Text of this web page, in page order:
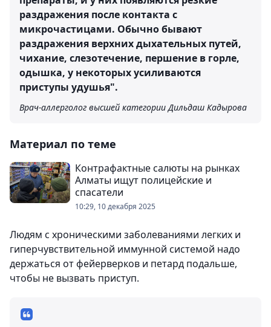
раздражения после контакта с
микрочастицами. Обычно бывают
раздражения верхних дыхательных путей,
чихание, слезотечение, першение в горле,
одышка, у некоторых усиливаются
приступы удушья".
Врач-аллерголог высшей категории Дильдаш Кадырова
Материал по теме
Контрафактные салюты на рынках
Алматы ищут полицейские и
спасатели
10:29, 10 декабря 2025
Людям с хроническими заболеваниями легких и
гиперчувствительной иммунной системой надо
держаться от фейерверков и петард подальше,
чтобы не вызвать приступ.